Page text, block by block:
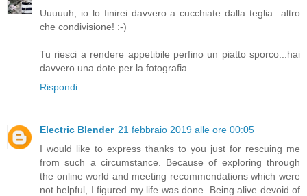
Uuuuuh, io lo finirei davvero a cucchiate dalla teglia...altro
che condivisione! :-)
Tu riesci a rendere appetibile perfino un piatto sporco...hai
davvero una dote per la fotografia.
Rispondi
Electric Blender 21 febbraio 2019 alle ore 00:05
I would like to express thanks to you just for rescuing me
from such a circumstance. Because of exploring through
the online world and meeting recommendations which were
not helpful, I figured my life was done. Being alive devoid of